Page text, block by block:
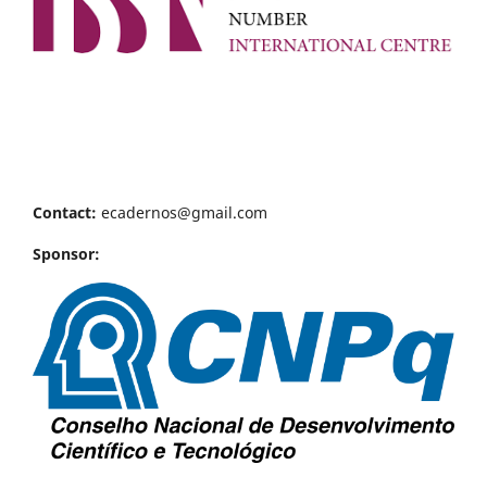
Contact: ecadernos@gmail.com
Sponsor: